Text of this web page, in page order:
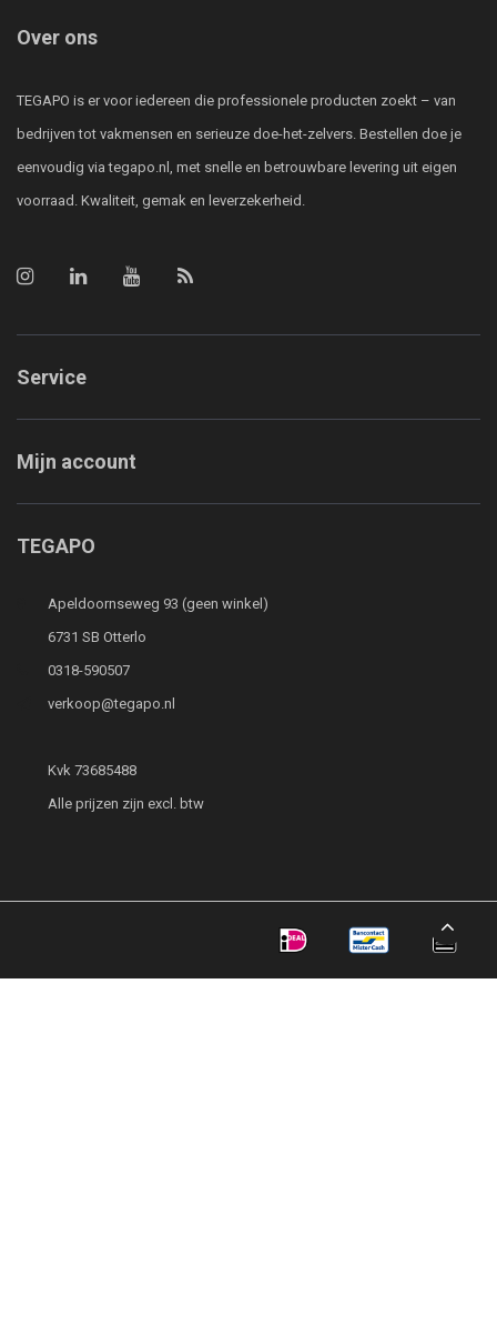
Over ons
TEGAPO is er voor iedereen die professionele producten zoekt – van
bedrijven tot vakmensen en serieuze doe-het-zelvers. Bestellen doe je
eenvoudig via tegapo.nl, met snelle en betrouwbare levering uit eigen
voorraad. Kwaliteit, gemak en leverzekerheid.
Service
Mijn account
TEGAPO
Apeldoornseweg 93 (geen winkel)
6731 SB Otterlo
0318-590507
verkoop@tegapo.nl
Kvk 73685488
Alle prijzen zijn excl. btw